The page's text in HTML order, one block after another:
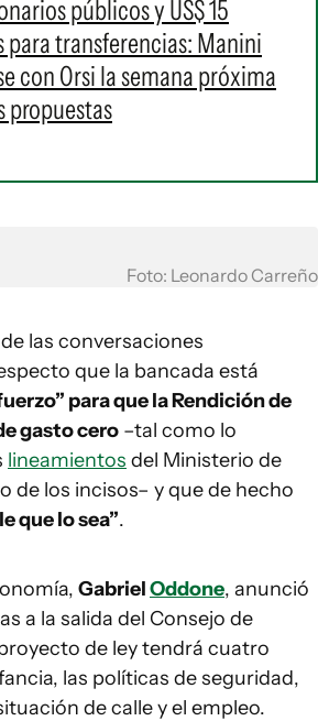
públicos y US$ 15
para transferencias: Manini
con Orsi la semana próxima
propuestas
Foto: Leonardo Carreño
las conversaciones
que la bancada está
para que la Rendición de
gasto cero –tal como lo
lineamientos del Ministerio de
de los incisos– y que de hecho
que lo sea”.
GabrielOddone, anunció
a la salida del Consejo de
de ley tendrá cuatro
las políticas de seguridad,
de calle y el empleo.